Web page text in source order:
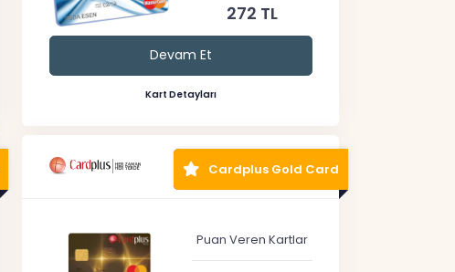
272 TL
Devam Et
Kart Detayları
Cardplus Gold Card
Puan Veren Kartlar